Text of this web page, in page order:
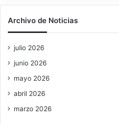
Archivo de Noticias
julio 2026
junio 2026
mayo 2026
abril 2026
marzo 2026